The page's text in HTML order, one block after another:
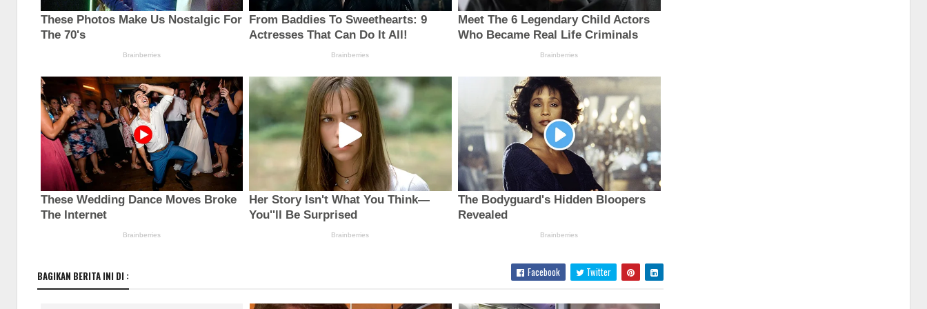
BAGIKAN BERITA INI DI : Facebook Twitter